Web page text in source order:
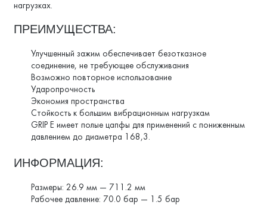
нагрузках.
ПРЕИМУЩЕСТВА:
Улучшенный зажим обеспечивает безотказное
соединение, не требующее обслуживания
Возможно повторное использование
Ударопрочность
Экономия пространства
Стойкость к большим вибрационным нагрузкам
GRIP E имеет полые цапфы для применений с пониженным
давлением до диаметра 168,3.
ИНФОРМАЦИЯ:
Размеры: 26.9 мм — 711.2 мм
Рабочее давление: 70.0 бар — 1.5 бар